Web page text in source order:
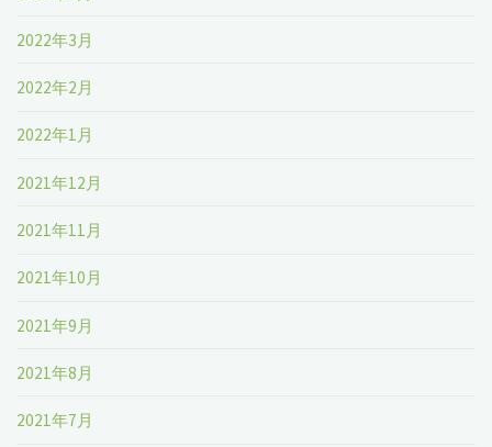
2022年3月
2022年2月
2022年1月
2021年12月
2021年11月
2021年10月
2021年9月
2021年8月
2021年7月